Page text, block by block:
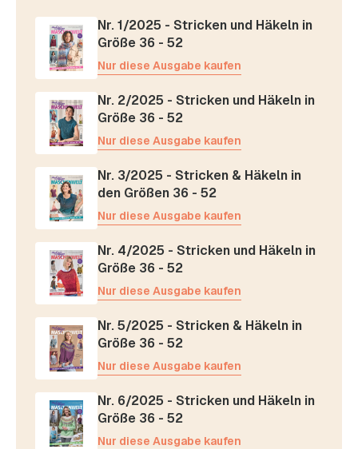
Nr. 1/2025 - Stricken und Häkeln in
Größe 36 - 52
Nur diese Ausgabe kaufen
Nr. 2/2025 - Stricken und Häkeln in
Größe 36 - 52
Nur diese Ausgabe kaufen
Nr. 3/2025 - Stricken & Häkeln in
den Größen 36 - 52
Nur diese Ausgabe kaufen
Nr. 4/2025 - Stricken und Häkeln in
Größe 36 - 52
Nur diese Ausgabe kaufen
Nr. 5/2025 - Stricken & Häkeln in
Größe 36 - 52
Nur diese Ausgabe kaufen
Nr. 6/2025 - Stricken und Häkeln in
Größe 36 - 52
Nur diese Ausgabe kaufen